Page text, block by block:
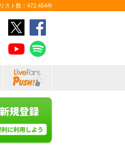
スト数：472,454件